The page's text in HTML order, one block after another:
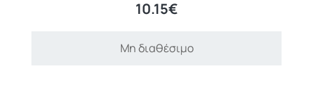
10.15€
Μη διαθέσιμο